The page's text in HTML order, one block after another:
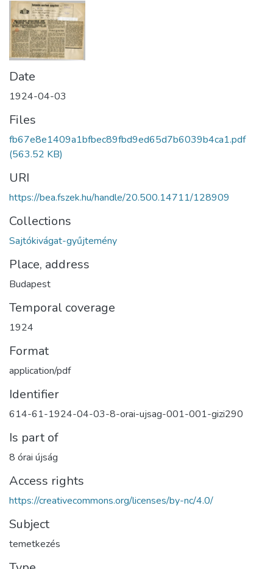
Date
1924-04-03
Files
fb67e8e1409a1bfbec89fbd9ed65d7b6039b4ca1.pdf
(563.52 KB)
URI
https://bea.fszek.hu/handle/20.500.14711/128909
Collections
Sajtókivágat-gyűjtemény
Place, address
Budapest
Temporal coverage
1924
Format
application/pdf
Identifier
614-61-1924-04-03-8-orai-ujsag-001-001-gizi290
Is part of
8 órai újság
Access rights
https://creativecommons.org/licenses/by-nc/4.0/
Subject
temetkezés